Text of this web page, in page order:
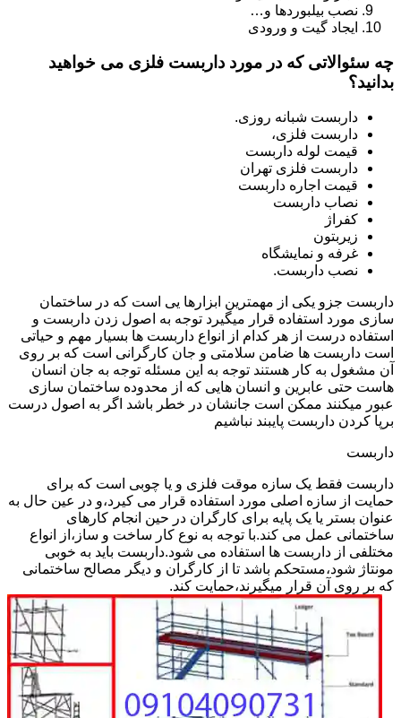
نصب بیلبوردها و…
ایجاد گیت و ورودی
چه سئوالاتی که در مورد داربست فلزی می خواهید
بدانید؟
داربست شبانه روزی.
داربست فلزی،
قیمت لوله داربست
داربست فلزی تهران
قیمت اجاره داربست
نصاب داربست
کفراژ
زیربتون
غرفه و نمایشگاه
نصب داربست.
داربست جزو یکی از مهمترین ابزارها یی است که در ساختمان
سازی مورد استفاده قرار میگیرد توجه به اصول زدن داربست و
استفاده درست از هر کدام از انواع داربست ها بسیار مهم و حیاتی
است داربست ها ضامن سلامتی و جان کارگرانی است که بر روی
آن مشغول به کار هستند توجه به این مسئله توجه به جان انسان
هاست حتی عابرین و انسان هایی که از محدوده ساختمان سازی
عبور میکنند ممکن است جانشان در خطر باشد اگر به اصول درست
برپا کردن داربست پایبند نباشیم
داربست
داربست فقط یک سازه موقت فلزی و یا چوبی است که برای
حمایت از سازه اصلی مورد استفاده قرار می کیرد،و در عین حال به
عنوان بستر یا یک پایه برای کارگران در حین انجام کارهای
ساختمانی عمل می کند.با توجه به نوع کار ساخت و ساز،از انواع
مختلفی از داربست ها استفاده می شود.داربست باید به خوبی
مونتاژ شود،مستحکم باشد تا از کارگران و دیگر مصالح ساختمانی
که بر روی آن قرار میگیرند،حمایت کند.